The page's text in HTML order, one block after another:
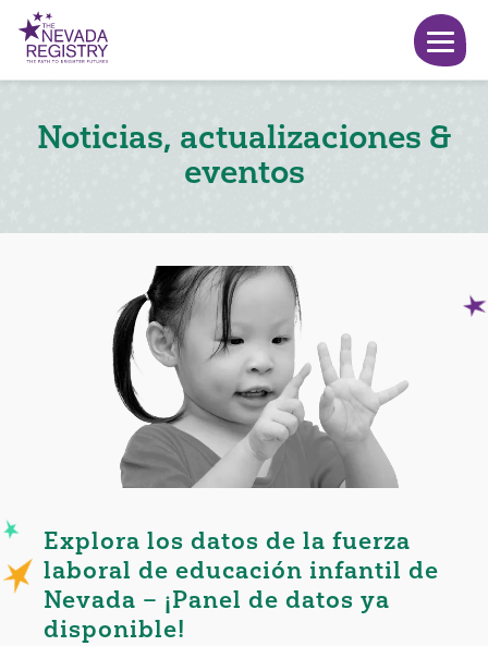
Noticias, actualizaciones &
eventos
Explora los datos de la fuerza
laboral de educación infantil de
Nevada – ¡Panel de datos ya
disponible!